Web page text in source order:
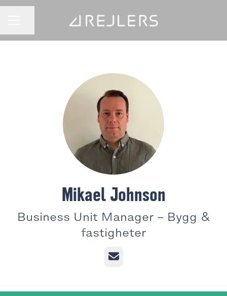
KARRIÄRMENY
Mikael Johnson
Business Unit Manager – Bygg &
fastigheter
E-post